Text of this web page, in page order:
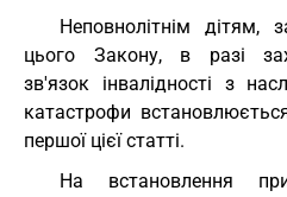
Неповнолітнім дітям,
цього Закону, в разі
зв'язок інвалідності з
катастрофи
першої цієї статті.
На встановлення